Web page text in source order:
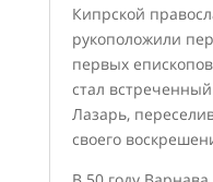
Кипрской
рукоположили
первых
стал
Лазарь,
своего